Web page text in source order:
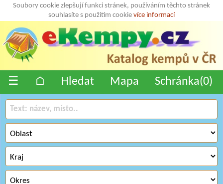
Soubory cookie zlepšují funkci stránek, používáním těchto stránek
souhlasíte s použitím cookie více informací
☰ ⌂ Hledat Mapa Schránka(0)